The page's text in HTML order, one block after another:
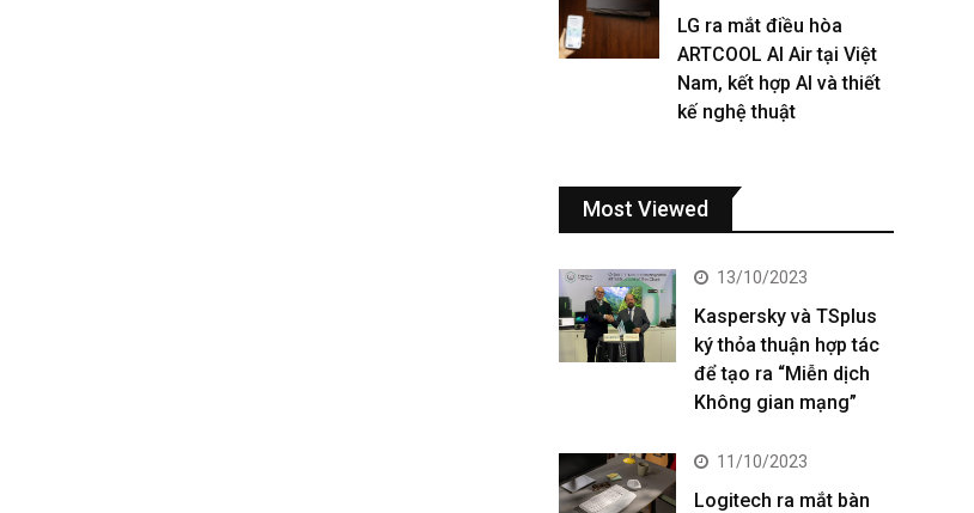
LG ra mắt điều hòa
ARTCOOL AI Air tại Việt
Nam, kết hợp AI và thiết
kế nghệ thuật
Most Viewed
13/10/2023
Kaspersky và TSplus
ký thỏa thuận hợp tác
để tạo ra “Miễn dịch
Không gian mạng”
11/10/2023
Logitech ra mắt bàn